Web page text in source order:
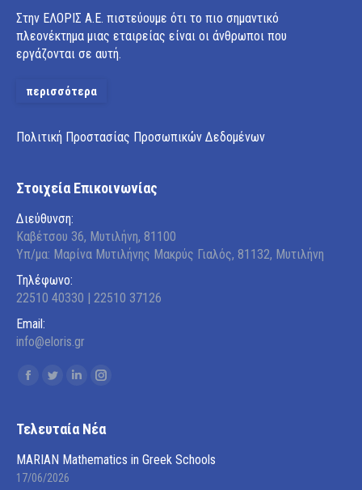
Στην ΕΛΟΡΙΣ Α.Ε. πιστεύουμε ότι το πιο σημαντικό
πλεονέκτημα μιας εταιρείας είναι οι άνθρωποι που
εργάζονται σε αυτή.
περισσότερα
Πολιτική Προστασίας Προσωπικών Δεδομένων
Στοιχεία Επικοινωνίας
Διεύθυνση:
Καβέτσου 36, Μυτιλήνη, 81100
Υπ/μα: Μαρίνα Μυτιλήνης Μακρύς Γιαλός, 81132, Μυτιλήνη
Τηλέφωνο:
22510 40330 | 22510 37126
Email:
info@eloris.gr
Find us on:
Facebook
opens
new
Twitter
opens
new
Linkedin
opens
new
Instagram
opens
new
Τελευταία Νέα
MARIAN Mathematics in Greek Schools
17/06/2026